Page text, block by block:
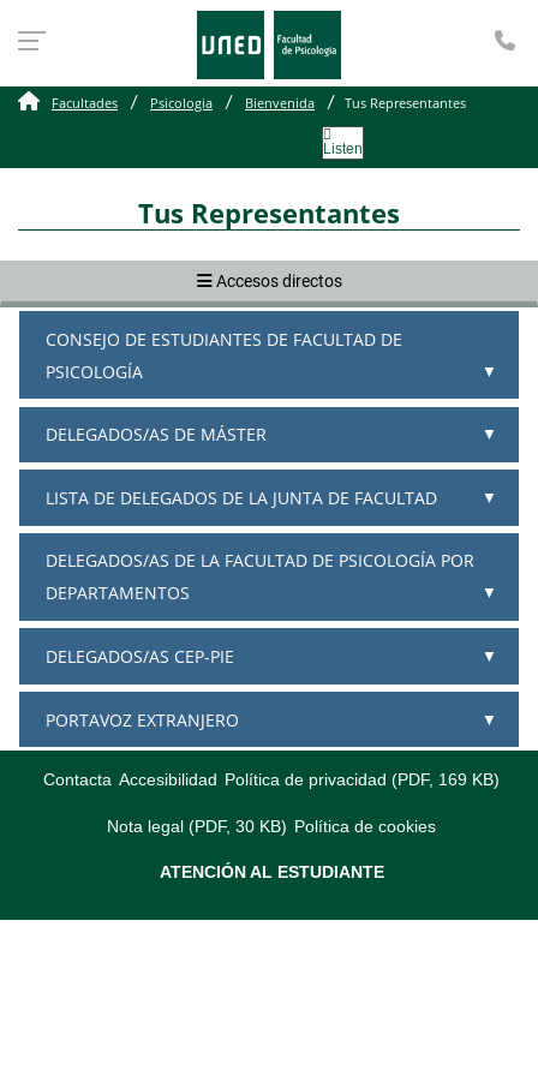
Tus Representantes
Facultades Psicologia Bienvenida Tus Representantes
Listen
Tus Representantes
Accesos directos
CONSEJO DE ESTUDIANTES DE FACULTAD DE
PSICOLOGÍA
DELEGADOS/AS DE MÁSTER
LISTA DE DELEGADOS DE LA JUNTA DE FACULTAD
DELEGADOS/AS DE LA FACULTAD DE PSICOLOGÍA POR
DEPARTAMENTOS
DELEGADOS/AS CEP-PIE
PORTAVOZ EXTRANJERO
Contacta Accesibilidad Política de privacidad (PDF, 169 KB)
Nota legal (PDF, 30 KB) Política de cookies
ATENCIÓN AL ESTUDIANTE